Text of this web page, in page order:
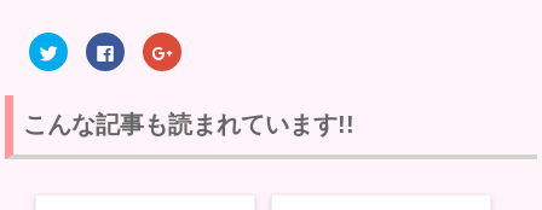
ク
リ
て
T
i
F
a
o
o
で
ク
リ
て
G
o
こんな記事も読まれています!!